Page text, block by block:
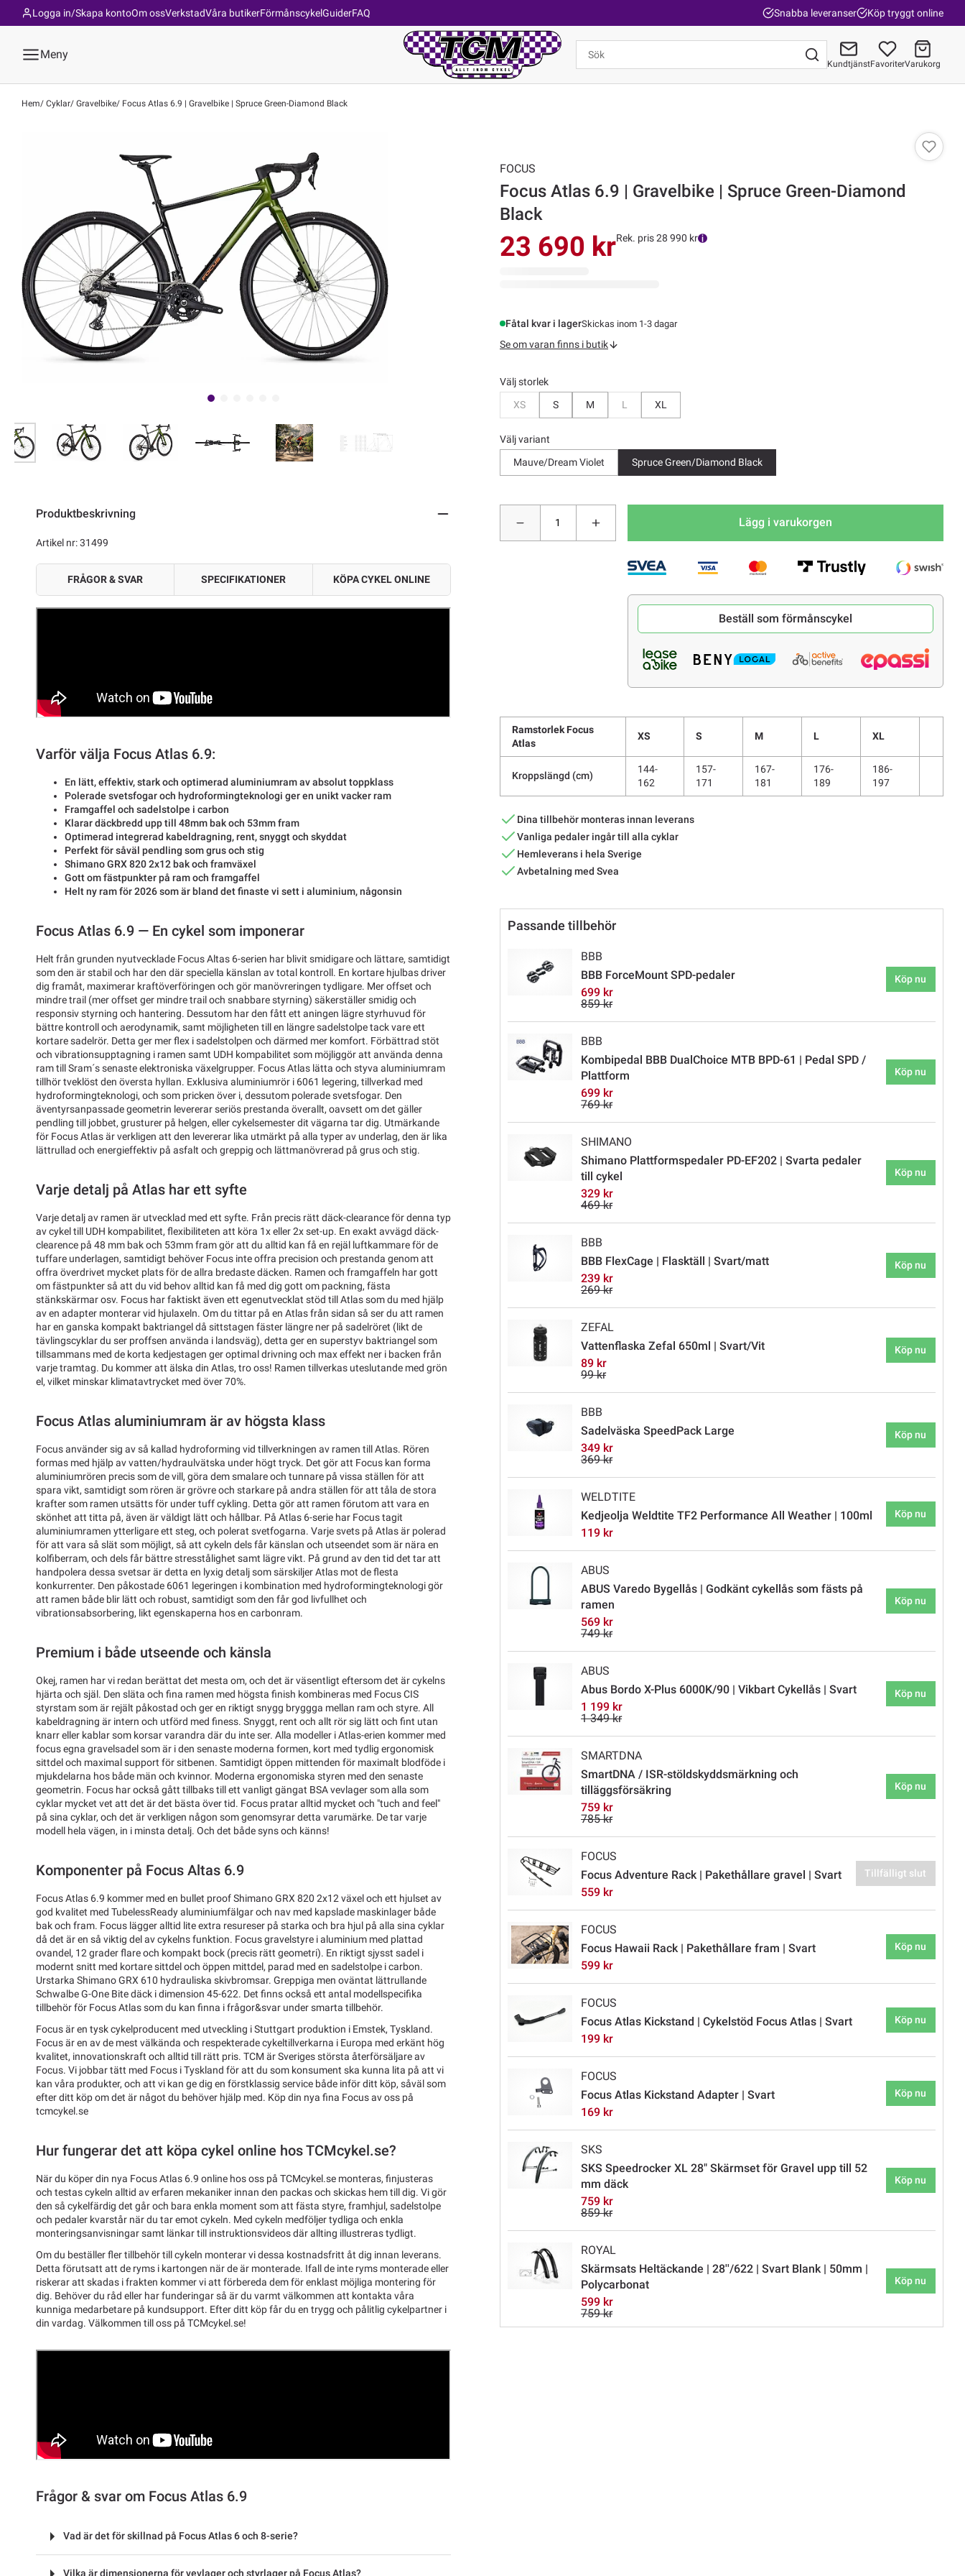
Om ossVerkstadVåra butikerFörmånscykelGuiderFAQ
Logga in/Skapa konto Snabba leveranser Köp tryggt online
Meny
KundtjänstFavoriterVarukorg
Hem Cyklar Gravelbike Focus Atlas 6.9 | Gravelbike | Spruce Green-Diamond Black
Produktbeskrivning
Artikel nr: 31499
FRÅGOR & SVAR SPECIFIKATIONER KÖPA CYKEL ONLINE
Varför välja Focus Atlas 6.9:
En lätt, effektiv, stark och optimerad aluminiumram av absolut toppklass
Polerade svetsfogar och hydroformingteknologi ger en unikt vacker ram
Framgaffel och sadelstolpe i carbon
Klarar däckbredd upp till 48mm bak och 53mm fram
Optimerad integrerad kabeldragning, rent, snyggt och skyddat
Perfekt för såväl pendling som grus och stig
Shimano GRX 820 2x12 bak och framväxel
Gott om fästpunkter på ram och framgaffel
Helt ny ram för 2026 som är bland det finaste vi sett i aluminium, någonsin
Focus Atlas 6.9 — En cykel som imponerar
Helt från grunden nyutvecklade Focus Altas 6-serien har blivit smidigare och lättare, samtidigt
som den är stabil och har den där speciella känslan av total kontroll. En kortare hjulbas driver
dig framåt, maximerar kraftöverföringen och gör manövreringen tydligare. Mer offset och
mindre trail (mer offset ger mindre trail och snabbare styrning) säkerställer smidig och
responsiv styrning och hantering. Dessutom har den fått ett aningen lägre styrhuvud för
bättre kontroll och aerodynamik, samt möjligheten till en längre sadelstolpe tack vare ett
kortare sadelrör. Detta ger mer flex i sadelstolpen och därmed mer komfort. Förbättrad stöt
och vibrationsupptagning i ramen samt UDH kompabilitet som möjliggör att använda denna
ram till Sram´s senaste elektroniska växelgrupper. Focus Atlas lätta och styva aluminiumram
tillhör tveklöst den översta hyllan. Exklusiva aluminiumrör i 6061 legering, tillverkad med
hydroformingteknologi, och som pricken över i, dessutom polerade svetsfogar. Den
äventyrsanpassade geometrin levererar seriös prestanda överallt, oavsett om det gäller
pendling till jobbet, grusturer på helgen, eller cykelsemester dit vägarna tar dig. Utmärkande
för Focus Atlas är verkligen att den levererar lika utmärkt på alla typer av underlag, den är lika
lättrullad och energieffektiv på asfalt och greppig och lättmanövrerad på grus och stig.
Varje detalj på Atlas har ett syfte
Varje detalj av ramen är utvecklad med ett syfte. Från precis rätt däck-clearance för denna typ
av cykel till UDH kompabilitet, flexibiliteten att köra 1x eller 2x set-up. En exakt avvägd däck-
clearence på 48 mm bak och 53mm fram gör att du alltid kan få en rejäl luftkammare för de
tuffare underlagen, samtidigt behöver Focus inte offra precision och prestanda genom att
offra överdrivet mycket plats för de allra bredaste däcken. Ramen och framgaffeln har gott
om fästpunkter så att du vid behov alltid kan få med dig gott om packning, fästa
stänkskärmar osv. Focus har faktiskt även ett egenutvecklat stöd till Atlas som du med hjälp
av en adapter monterar vid hjulaxeln. Om du tittar på en Atlas från sidan så ser du att ramen
har en ganska kompakt baktriangel då sittstagen fäster längre ner på sadelröret (likt de
tävlingscyklar du ser proffsen använda i landsväg), detta ger en superstyv baktriangel som
tillsammans med de korta kedjestagen ger optimal drivning och max effekt ner i backen från
varje tramtag. Du kommer att älska din Atlas, tro oss! Ramen tillverkas uteslutande med grön
el, vilket minskar klimatavtrycket med över 70%.
Focus Atlas aluminiumram är av högsta klass
Focus använder sig av så kallad hydroforming vid tillverkningen av ramen till Atlas. Rören
formas med hjälp av vatten/hydraulvätska under högt tryck. Det gör att Focus kan forma
aluminiumrören precis som de vill, göra dem smalare och tunnare på vissa ställen för att
spara vikt, samtidigt som rören är grövre och starkare på andra ställen för att tåla de stora
krafter som ramen utsätts för under tuff cykling. Detta gör att ramen förutom att vara en
skönhet att titta på, även är väldigt lätt och hållbar. På Atlas 6-serie har Focus tagit
aluminiumramen ytterligare ett steg, och polerat svetfogarna. Varje svets på Atlas är polerad
för att vara så slät som möjligt, så att cykeln dels får känslan och utseendet som är nära en
kolfiberram, och dels får bättre stresstålighet samt lägre vikt. På grund av den tid det tar att
handpolera dessa svetsar är detta en lyxig detalj som särskiljer Atlas mot de flesta
konkurrenter. Den påkostade 6061 legeringen i kombination med hydroformingteknologi gör
att ramen både blir lätt och robust, samtidigt som den får god livfullhet och
vibrationsabsorbering, likt egenskaperna hos en carbonram.
Premium i både utseende och känsla
Okej, ramen har vi redan berättat det mesta om, och det är väsentligt eftersom det är cykelns
hjärta och själ. Den släta och fina ramen med högsta finish kombineras med Focus CIS
styrstam som är rejält påkostad och ger en riktigt snygg bryggga mellan ram och styre. All
kabeldragning är intern och utförd med finess. Snyggt, rent och allt rör sig lätt och fint utan
knarr eller kablar som korsar varandra där du inte ser. Alla modeller i Atlas-erien kommer med
focus egna gravelsadel som är i den senaste moderna formen, kort med tydlig ergonomisk
sittdel och maximal support för sitbenen. Samtidigt öppen mittenden för maximalt blodföde i
mjukdelarna hos både män och kvinnor. Moderna ergonomiska styren med den senaste
geometrin. Focus har också gått tillbaks till ett vanligt gängat BSA vevlager som alla som
cyklar mycket vet att det är det bästa över tid. Focus pratar alltid mycket och "tuch and feel"
på sina cyklar, och det är verkligen någon som genomsyrar detta varumärke. De tar varje
modell hela vägen, in i minsta detalj. Och det både syns och känns!
Komponenter på Focus Altas 6.9
Focus Atlas 6.9 kommer med en bullet proof Shimano GRX 820 2x12 växel och ett hjulset av
god kvalitet med TubelessReady aluminiumfälgar och nav med kapslade maskinlager både
bak och fram. Focus lägger alltid lite extra resureser på starka och bra hjul på alla sina cyklar
då det är en så viktig del av cykelns funktion. Focus gravelstyre i aluminium med plattad
ovandel, 12 grader flare och kompakt bock (precis rätt geometri). En riktigt sjysst sadel i
modernt snitt med kortare sittdel och öppen mittdel, parad med en sadelstolpe i carbon.
Urstarka Shimano GRX 610 hydrauliska skivbromsar. Greppiga men oväntat lättrullande
Schwalbe G-One Bite däck i dimension 45-622. Det finns också ett antal modellspecifika
tillbehör för Focus Atlas som du kan finna i frågor&svar under smarta tillbehör.
Focus är en tysk cykelproducent med utveckling i Stuttgart produktion i Emstek, Tyskland.
Focus är en av de mest välkända och respekterade cykeltillverkarna i Europa med erkänt hög
kvalitet, innovationskraft och alltid till rätt pris. TCM är Sveriges största återförsäljare av
Focus. Vi jobbar tätt med Focus i Tyskland för att du som konsument ska kunna lita på att vi
kan våra produkter, och att vi kan ge dig en förstklassig service både inför ditt köp, såväl som
efter ditt köp om det är något du behöver hjälp med. Köp din nya fina Focus av oss på
tcmcykel.se
Hur fungerar det att köpa cykel online hos TCMcykel.se?
När du köper din nya Focus Atlas 6.9 online hos oss på TCMcykel.se monteras, finjusteras
och testas cykeln alltid av erfaren mekaniker innan den packas och skickas hem till dig. Vi gör
den så cykelfärdig det går och bara enkla moment som att fästa styre, framhjul, sadelstolpe
och pedaler kvarstår när du tar emot cykeln. Med cykeln medföljer tydliga och enkla
monteringsanvisningar samt länkar till instruktionsvideos där allting illustreras tydligt.
Om du beställer fler tillbehör till cykeln monterar vi dessa kostnadsfritt åt dig innan leverans.
Detta förutsatt att de ryms i kartongen när de är monterade. Ifall de inte ryms monterade eller
riskerar att skadas i frakten kommer vi att förbereda dem för enklast möjliga montering för
dig. Behöver du råd eller har funderingar så är du varmt välkommen att kontakta våra
kunniga medarbetare på kundsupport. Efter ditt köp får du en trygg och pålitlig cykelpartner i
din vardag. Välkommen till oss på TCMcykel.se!
Frågor & svar om Focus Atlas 6.9
Vad är det för skillnad på Focus Atlas 6 och 8-serie?
Vilka är dimensionerna för vevlager och styrlager på Focus Atlas?
FOCUS
Focus Atlas 6.9 | Gravelbike | Spruce Green-Diamond
Black
23 690 krRek. pris 28 990 kr
Fåtal kvar i lagerSkickas inom 1-3 dagar
Se om varan finns i butik
Välj storlek
XS
S M L XL
Välj variant
Mauve/Dream Violet
Spruce Green/Diamond Black
Lägg i varukorgen
Beställ som förmånscykel
Ramstorlek Focus
Atlas
XS S M L XL
Kroppslängd (cm)
144-
162
157-
171
167-
181
176-
189
186-
197
Dina tillbehör monteras innan leverans
Vanliga pedaler ingår till alla cyklar
Hemleverans i hela Sverige
Avbetalning med Svea
Passande tillbehör
BBB
BBB ForceMount SPD-pedaler
699 kr
859 kr
Köp nu
BBB
Kombipedal BBB DualChoice MTB BPD-61 | Pedal SPD /
Plattform
699 kr
769 kr
Köp nu
SHIMANO
Shimano Plattformspedaler PD-EF202 | Svarta pedaler
till cykel
329 kr
469 kr
Köp nu
BBB
BBB FlexCage | Flasktäll | Svart/matt
239 kr
269 kr
Köp nu
ZEFAL
Vattenflaska Zefal 650ml | Svart/Vit
89 kr
99 kr
Köp nu
BBB
Sadelväska SpeedPack Large
349 kr
369 kr
Köp nu
WELDTITE
Kedjeolja Weldtite TF2 Performance All Weather | 100ml
119 kr
Köp nu
ABUS
ABUS Varedo Bygellås | Godkänt cykellås som fästs på
ramen
569 kr
749 kr
Köp nu
ABUS
Abus Bordo X-Plus 6000K/90 | Vikbart Cykellås | Svart
1 199 kr
1 349 kr
Köp nu
SMARTDNA
SmartDNA / ISR-stöldskyddsmärkning och
tilläggsförsäkring
759 kr
785 kr
Köp nu
FOCUS
Focus Adventure Rack | Pakethållare gravel | Svart
559 kr
Tillfälligt slut
FOCUS
Focus Hawaii Rack | Pakethållare fram | Svart
599 kr
Köp nu
FOCUS
Focus Atlas Kickstand | Cykelstöd Focus Atlas | Svart
199 kr
Köp nu
FOCUS
Focus Atlas Kickstand Adapter | Svart
169 kr
Köp nu
SKS
SKS Speedrocker XL 28" Skärmset för Gravel upp till 52
mm däck
759 kr
859 kr
Köp nu
ROYAL
Skärmsats Heltäckande | 28''/622 | Svart Blank | 50mm |
Polycarbonat
599 kr
759 kr
Köp nu